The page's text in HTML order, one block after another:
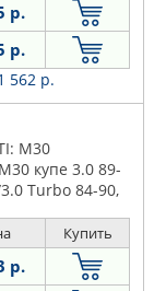
р.
р.
562 р.
M30
купе 3.0 89-
Turbo 84-90,
Купить
р.